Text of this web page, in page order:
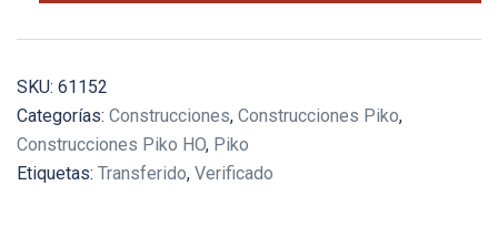
Gerlacher
cantidad
SKU: 61152
Categorías: Construcciones, Construcciones Piko,
Construcciones Piko HO, Piko
Etiquetas: Transferido, Verificado